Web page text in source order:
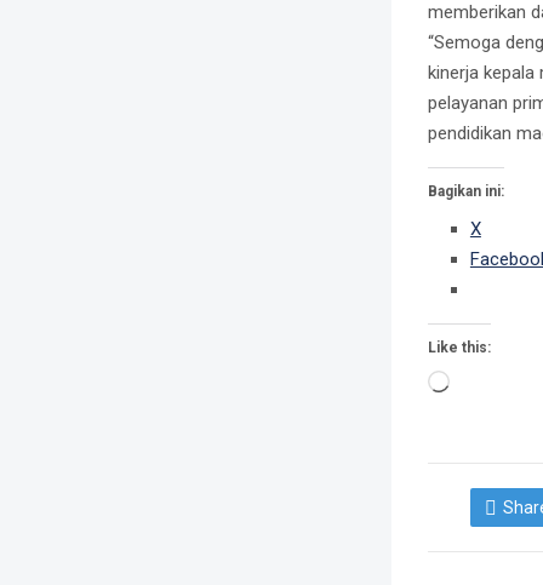
memberikan
“Semoga
kinerja kepala
pelayanan
pendidikan
Bagikan ini:
X
Like this: